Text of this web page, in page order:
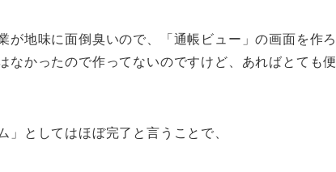
が地味に面倒臭いので、「通帳ビュー」の画面を作
なかったので作ってないのですけど、あればとても
」としてはほぼ完了と言うことで、